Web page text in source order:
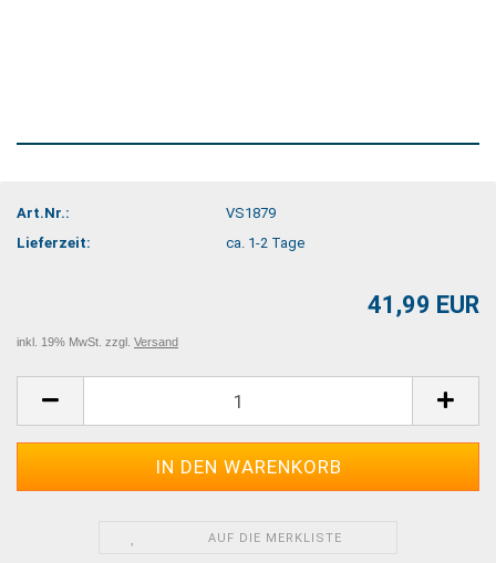
Art.Nr.:
VS1879
Lieferzeit:
ca. 1-2 Tage
41,99 EUR
inkl. 19% MwSt. zzgl. Versand
AUF DIE MERKLISTE